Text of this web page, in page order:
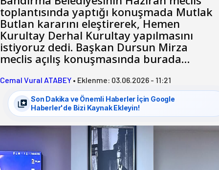
toplantısında yaptığı konuşmada Mutlak
Butlan kararını eleştirerek, Hemen
Kurultay Derhal Kurultay yapılmasını
istiyoruz dedi. Başkan Dursun Mirza
meclis açılış konuşmasında burada…
Cemal Vural ATABEY • Eklenme: 03.06.2026 - 11:21
Son Dakika ve Önemli Haberler İçin Google
Haberler'de Bizi Kaynak Ekleyin!